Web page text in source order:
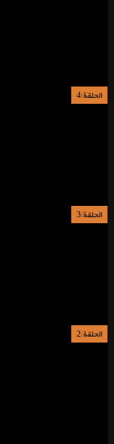
الحلقة:4
الحلقة:3
الحلقة:2